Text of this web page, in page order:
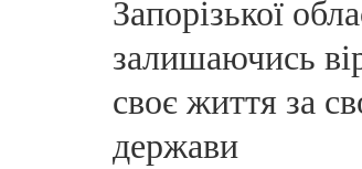
Запорізької
залишаючись
своє життя за
держави